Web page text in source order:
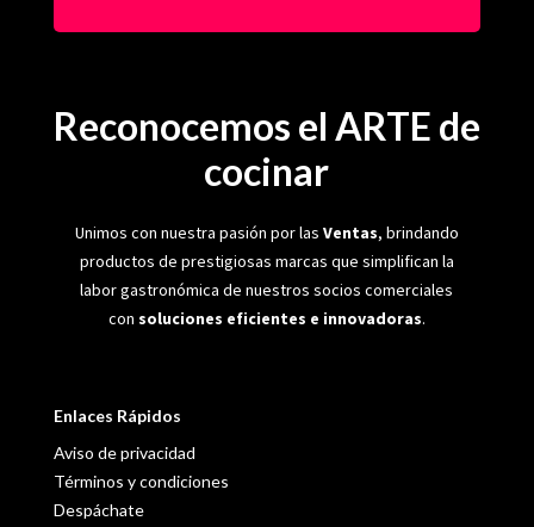
Reconocemos el ARTE de
cocinar
Unimos con nuestra pasión por las Ventas, brindando
productos de prestigiosas marcas que simplifican la
labor gastronómica de nuestros socios comerciales
con soluciones eficientes e innovadoras.
Enlaces Rápidos
Aviso de privacidad
Términos y condiciones
Despáchate